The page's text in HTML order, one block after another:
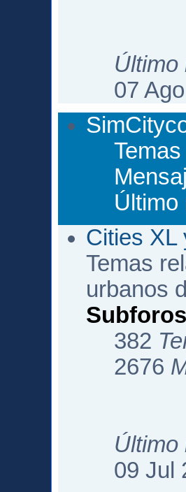
Último
07
Temas
Último
Cities XL
Temas
urbanos
382
2676
Último
09 Jul